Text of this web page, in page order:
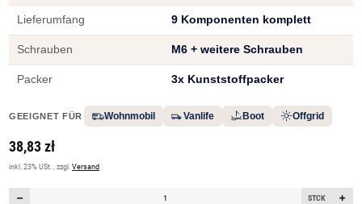
Lieferumfang 9 Komponenten komplett
Schrauben M6 + weitere Schrauben
Packer 3x Kunststoffpacker
GEEIGNET FÜR Wohnmobil Vanlife Boot Offgrid
38,83 zł
inkl. 23% USt. , zzgl. Versand
STCK